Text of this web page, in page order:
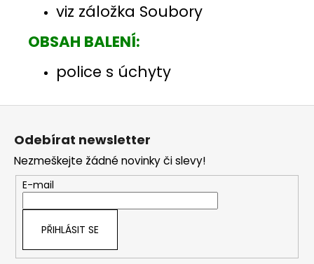
viz záložka Soubory
OBSAH BALENÍ:
police s úchyty
Z
Odebírat newsletter
Nezmeškejte žádné novinky či slevy!
E-mail
PŘIHLÁSIT SE